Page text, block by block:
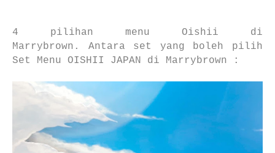
4 pilihan menu Oishii di
Marrybrown. Antara set yang boleh pilih
Set Menu OISHII JAPAN di Marrybrown :